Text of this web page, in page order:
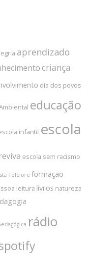
aprendizado
criança
dia dos povos
educação
infantil escola
escola sem racismo
Folclore formação
leitura livros natureza
rádio